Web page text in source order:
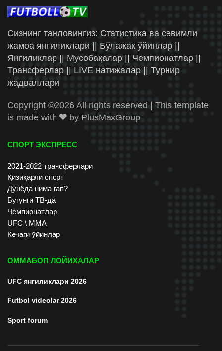
Сизнинг танловингиз: Статистика ва севимли
жамоа янгиликлари || Бўлажак ўйинлар ||
Янгиликлар || Мусобақалар || Чемпионатлар ||
Трансферлар || LIVE натижалар || Турнир
жадваллари
Copyright ©2026 All rights reserved | This template
is made with
by PlusMaxGroup
СПОРТ ЭКСПРЕСС
2021-2022 трансферлари
Қизиқарли спорт
Дунёда нима гап?
Бугунги ТВ-да
Чемпионатлар
UFC \ ММА
Кечаги ўйинлар
ОММАБОП ЛОЙИХАЛАР
UFC янгиликлари 2026
Futbol videolar 2026
Sport forum